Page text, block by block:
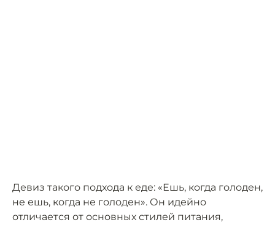
Девиз такого подхода к еде: «Ешь, когда голоден,
не ешь, когда не голоден». Он идейно
отличается от основных стилей питания,